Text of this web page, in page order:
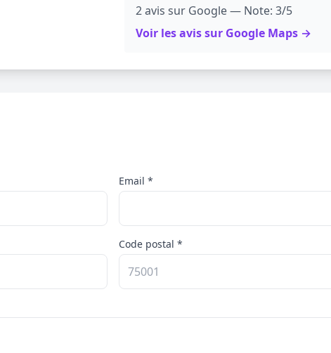
2 avis sur Google — Note: 3/5
Voir les avis sur Google Maps →
Email *
Code postal *